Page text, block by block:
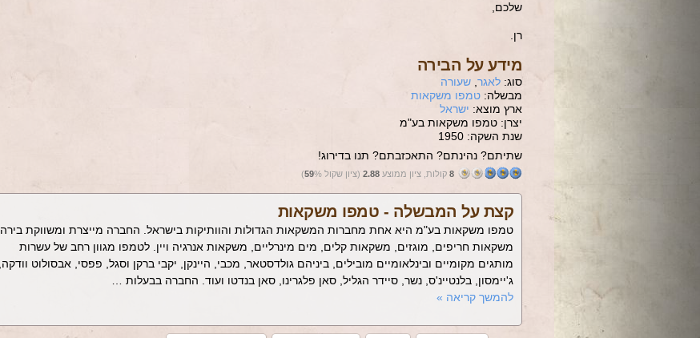
שלכם,
רן.
מידע על הבירה
סוג: לאגר שעורה
מבשלה: טמפו משקאות
ארץ מוצא: ישראל
יצרן: טמפו משקאות בע"מ
שנת השקה: 1950
שתיתם? נהינתם? התאכזבתם? תנו בדירוג!
8 קולות, ציון ממוצע 2.88 (ציון שקול 59%)
קצת על המבשלה - טמפו משקאות
טמפו משקאות בע"מ היא אחת מחברות המשקאות הגדולות והוותיקות בישראל. החברה מייצרת ומשווקת בירה,
משקאות חריפים, מוגזים, משקאות קלים, מים מינרליים, משקאות אנרגיה ויין. לטמפו מגוון רחב של עשרות
מותגים מקומיים ובינלאומיים מובילים, ביניהם גולדסטאר, מכבי, היינקן, יקבי ברקן וסגל, פפסי, אבסולוט וודקה,
ג'יימסון, בלנטיינ'ס, נשר, סיידר הגליל, סאן פלגרינו, סאן בנדטו ועוד. החברה בבעלות …
להמשך קריאה »